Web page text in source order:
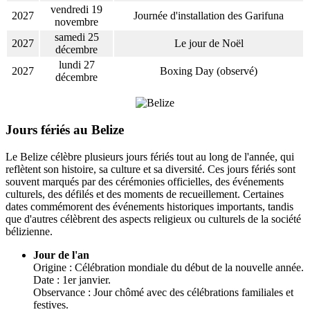
2027
vendredi 19
novembre
Journée d'installation des Garifuna
2027
samedi 25
décembre
Le jour de Noël
2027
lundi 27
décembre
Boxing Day (observé)
Jours fériés au Belize
Le Belize célèbre plusieurs jours fériés tout au long de l'année, qui
reflètent son histoire, sa culture et sa diversité. Ces jours fériés sont
souvent marqués par des cérémonies officielles, des événements
culturels, des défilés et des moments de recueillement. Certaines
dates commémorent des événements historiques importants, tandis
que d'autres célèbrent des aspects religieux ou culturels de la société
bélizienne.
Jour de l'an
Origine : Célébration mondiale du début de la nouvelle année.
Date : 1er janvier.
Observance : Jour chômé avec des célébrations familiales et
festives.